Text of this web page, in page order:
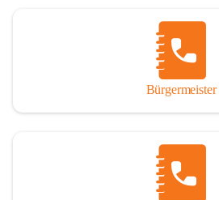
gedankt werden, die durch ihre
durch das Überlassen von Fotos und
dieses Buches wesentlich beigetragen
Der Zeitdruck war enorm, um das Werk
Jubiläumsjahr abschließen zu können.
Ausführlichkeit behandelt erscheinen,
andere Fehler unterlief. Die Autoren
individuellen Möglichkeiten mit bestem
Bürgermeister